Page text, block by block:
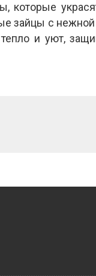
которые
зайцы с
и уют,